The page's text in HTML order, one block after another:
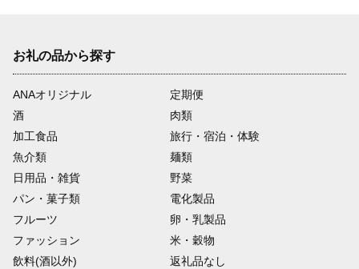
お礼の品から探す
ANAオリジナル
定期便
酒
肉類
加工食品
旅行・宿泊・体験
魚介類
麺類
日用品・雑貨
野菜
パン・菓子類
電化製品
フルーツ
卵・乳製品
ファッション
米・穀物
飲料(酒以外)
返礼品なし